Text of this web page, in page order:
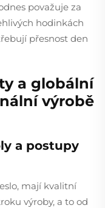
považuje za
hodinkách
přesnost den
a globální
výrobě
a postupy
mají kvalitní
výroby, a to od